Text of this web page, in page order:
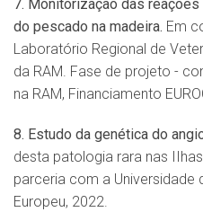
7. Monitorização das reações
do pescado na madeira. Em
Laboratório Regional de
da RAM. Fase de projeto -
na RAM, Financiamento
8. Estudo da genética do
desta patologia rara nas
parceria com a Universidade
Europeu, 2022.